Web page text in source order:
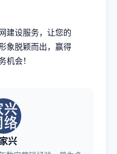
建设服务，让您的
象脱颖而出，赢得
机会！
兴